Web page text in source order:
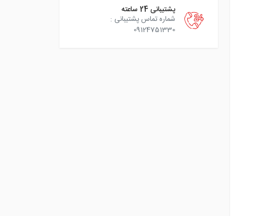
پشتیبانی 24 ساعته
شماره تماس پشتیبانی :
09124751330